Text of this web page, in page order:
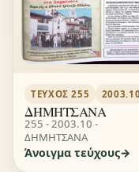
ΤΕΎΧΟΣ 255
ΔΗΜΗΤΣΑΝΑ
255 - 2003.10 -
ΔΗΜΗΤΣΑΝΑ
Άνοιγμα τεύχους